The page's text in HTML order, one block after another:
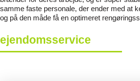
samme faste personale, der ender med at
og på den måde få en optimeret
ejendomsservice